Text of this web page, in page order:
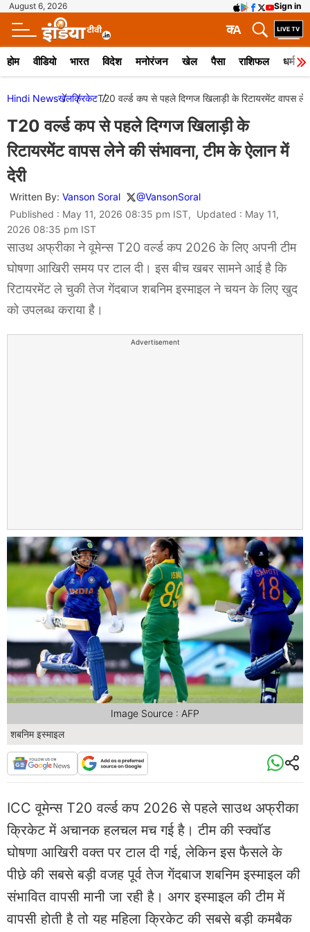
August 6, 2026 Sign in
A
क
होम वीडियो भारत विदेश मनोरंजन खेल पैसा राशिफल धर्म
Hindi Newsखेलक्रिकेटT20 वर्ल्ड कप से पहले दिग्गज खिलाड़ी के रिटायरमेंट वापस
T20 वर्ल्ड कप से पहले दिग्गज खिलाड़ी के
रिटायरमेंट वापस लेने की संभावना, टीम के ऐलान में
देरी
Written By: Vanson Soral
@VansonSoral
Published : May 11, 2026 08:35 pm IST, Updated : May 11,
2026 08:35 pm IST
साउथ अफ्रीका ने वूमेन्स T20 वर्ल्ड कप 2026 के लिए अपनी टीम
घोषणा आखिरी समय पर टाल दी। इस बीच खबर सामने आई है कि
रिटायरमेंट ले चुकी तेज गेंदबाज शबनिम इस्माइल ने चयन के लिए खुद
को उपलब्ध कराया है।
Advertisement
शबनिम इस्माइल
Image Source : AFP
ICC वूमेन्स T20 वर्ल्ड कप 2026 से पहले साउथ अफ्रीका
क्रिकेट में अचानक हलचल मच गई है। टीम की स्क्वॉड
घोषणा आखिरी वक्त पर टाल दी गई, लेकिन इस फैसले के
पीछे की सबसे बड़ी वजह पूर्व तेज गेंदबाज शबनिम इस्माइल की
संभावित वापसी मानी जा रही है। अगर इस्माइल की टीम में
वापसी होती है तो यह महिला क्रिकेट की सबसे बड़ी कमबैक